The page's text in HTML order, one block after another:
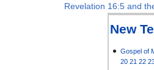
Revelation 16:5 and
New
Gospel of
20 21 22